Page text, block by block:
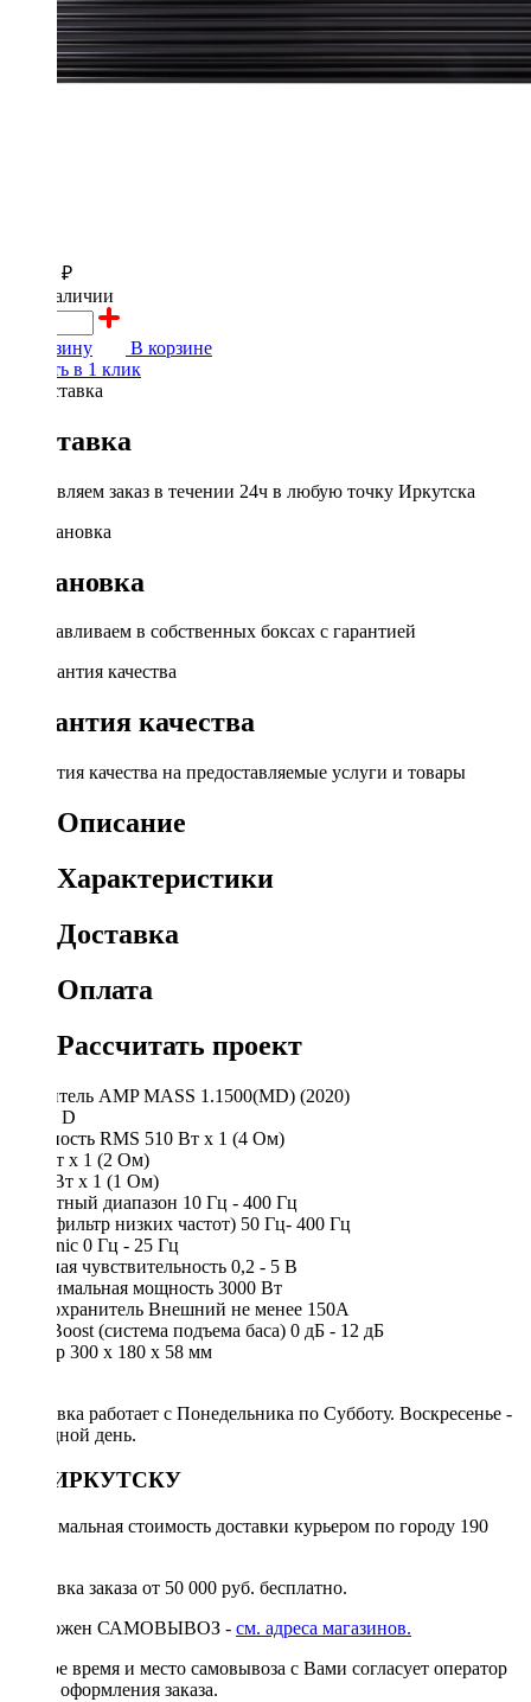
11500 ₽
в наличии
В корзину
В корзине
Купить в 1 клик
Доставка
Доставляем заказ в течении 24ч в любую точку Иркутска
Установка
Устанавливаем в собственных боксах с гарантией
Гарантия качества
Гарантия качества на предоставляемые услуги и товары
Описание
Характеристики
Доставка
Оплата
Рассчитать проект
Усилитель AMP MASS 1.1500(MD) (2020)
Класс D
Мощность RMS 510 Вт х 1 (4 Ом)
930 Вт х 1 (2 Ом)
1500 Вт х 1 (1 Ом)
Частотный диапазон 10 Гц - 400 Гц
LPF (фильтр низких частот) 50 Гц- 400 Гц
Subsonic 0 Гц - 25 Гц
Входная чувствительность 0,2 - 5 В
Максимальная мощность 3000 Вт
Предохранитель Внешний не менее 150А
Bass Boost (система подъема баса) 0 дБ - 12 дБ
Размер 300 х 180 х 58 мм
Доставка работает с Понедельника по Субботу. Воскресенье -
выходной день.
ПО ИРКУТСКУ
Минимальная стоимость доставки курьером по городу 190
Доставка заказа от 50 000 руб. бесплатно.
Возможен САМОВЫВОЗ - см. адреса магазинов.
Точное время и место самовывоза с Вами согласует оператор
после оформления заказа.